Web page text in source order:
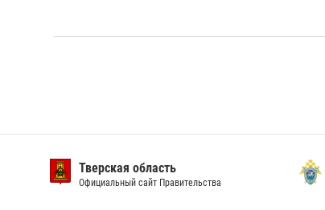
Тверская область
Официальный сайт Правительства